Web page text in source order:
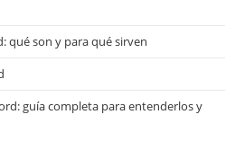
qué son y para qué sirven
guía completa para entenderlos y